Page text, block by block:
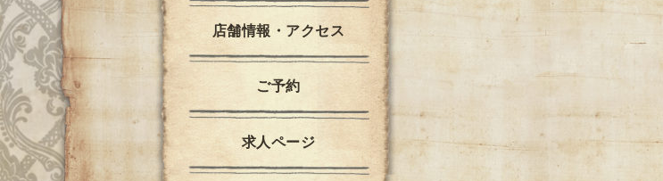
店舗情報・アクセス
ご予約
求人ページ